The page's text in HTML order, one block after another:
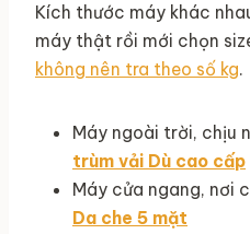
Kích thước máy khác
máy thật rồi mới chọn
không nên tra theo số kg.
Máy ngoài trời, chịu
trùm vải Dù cao cấp
Máy cửa ngang, nơi
Da che 5 mặt